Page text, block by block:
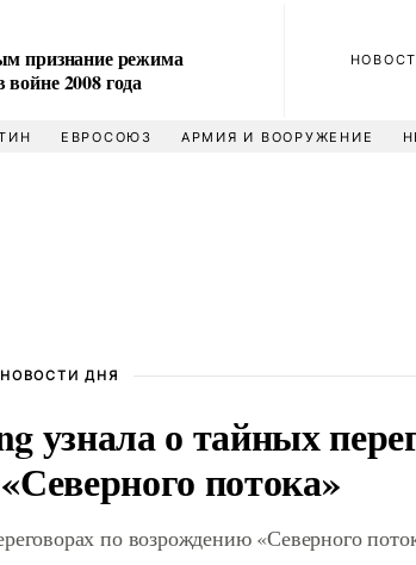
признание режима
2008 года
ЕВРОСОЮЗ АРМИЯ И ВООРУЖЕНИЕ
НОВОСТИ ДНЯ
узнала о тайных
потока»
по возрождению «Северного